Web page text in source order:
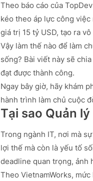
Theo báo cáo của
kéo theo áp lực công
giá trị 15 tỷ USD, tạo ra
Vậy làm thế nào để làm
sống? Bài viết này sẽ
đạt được thành công.
Ngay bây giờ, hãy khám
hành trình làm chủ cuộc
Tại sao Quản
Trong ngành IT, nơi mà
lợi thế mà còn là yếu tố
deadline quan trọng, ảnh
Theo VietnamWorks,